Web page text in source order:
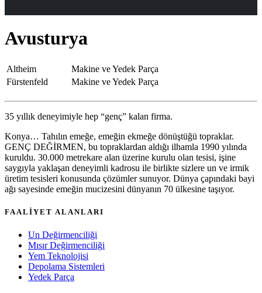
Avusturya
Altheim
Makine ve Yedek Parça
Fürstenfeld
Makine ve Yedek Parça
35 yıllık deneyimiyle hep “genç” kalan firma.
Konya… Tahılın emeğe, emeğin ekmeğe dönüştüğü topraklar.
GENÇ DEĞİRMEN, bu topraklardan aldığı ilhamla 1990 yılında
kuruldu. 30.000 metrekare alan üzerine kurulu olan tesisi, işine
saygıyla yaklaşan deneyimli kadrosu ile birlikte sizlere un ve irmik
üretim tesisleri konusunda çözümler sunuyor. Dünya çapındaki bayi
ağı sayesinde emeğin mucizesini dünyanın 70 ülkesine taşıyor.
FAALİYET ALANLARI
Un Değirmenciliği
Mısır Değirmenciliği
Yem Teknolojisi
Depolama Sistemleri
Yedek Parça